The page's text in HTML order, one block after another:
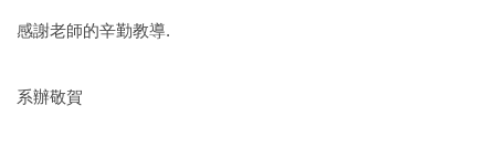
感謝老師的辛勤教導.
系辦敬賀